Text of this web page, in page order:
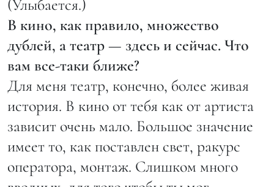
(Улыбается.)
В кино, как правило, множество
дублей, а театр — здесь и сейчас. Что
вам все-таки ближе?
Для меня театр, конечно, более живая
история. В кино от тебя как от артиста
зависит очень мало. Большое значение
имеет то, как поставлен свет, ракурс
оператора, монтаж. Слишком много